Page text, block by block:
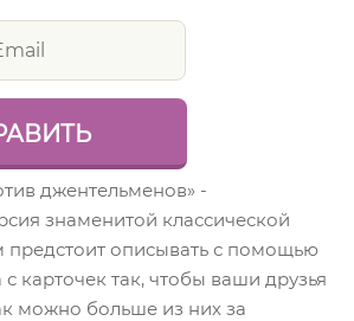
джентельменов» -
знаменитой классической
предстоит описывать с помощью
карточек так, чтобы ваши друзья
можно больше из них за